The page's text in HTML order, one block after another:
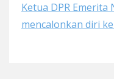
Ketua DPR Emerita
mencalonkan diri